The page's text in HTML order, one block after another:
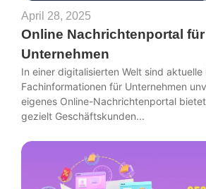
April 28, 2025
Online Nachrichtenportal für
Unternehmen
In einer digitalisierten Welt sind
Fachinformationen für Unternehmen
eigenes Online-Nachrichtenportal
gezielt Geschäftskunden...